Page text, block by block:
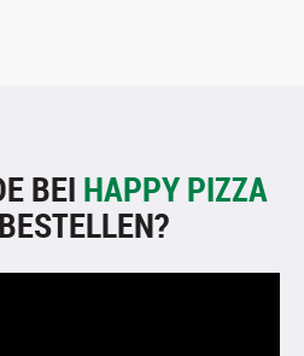
BEI HAPPY PIZZA